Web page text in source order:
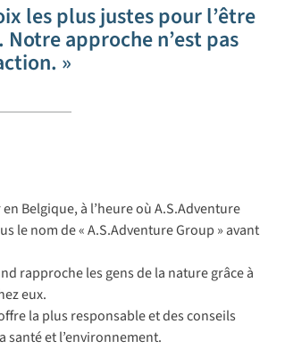
les plus justes pour l’être
approche n’est pas
»
Belgique, à l’heure où A.S.Adventure
le nom de « A.S.Adventure Group » avant
rapproche les gens de la nature grâce à
eux.
la plus responsable et des conseils
santé et l’environnement.